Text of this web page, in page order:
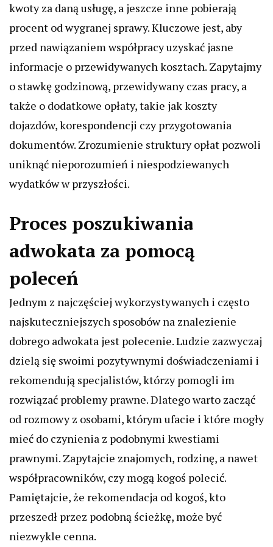
kwoty za daną usługę, a jeszcze inne pobierają
procent od wygranej sprawy. Kluczowe jest, aby
przed nawiązaniem współpracy uzyskać jasne
informacje o przewidywanych kosztach. Zapytajmy
o stawkę godzinową, przewidywany czas pracy, a
także o dodatkowe opłaty, takie jak koszty
dojazdów, korespondencji czy przygotowania
dokumentów. Zrozumienie struktury opłat pozwoli
uniknąć nieporozumień i niespodziewanych
wydatków w przyszłości.
Proces poszukiwania
adwokata za pomocą
poleceń
Jednym z najczęściej wykorzystywanych i często
najskuteczniejszych sposobów na znalezienie
dobrego adwokata jest polecenie. Ludzie zazwyczaj
dzielą się swoimi pozytywnymi doświadczeniami i
rekomendują specjalistów, którzy pomogli im
rozwiązać problemy prawne. Dlatego warto zacząć
od rozmowy z osobami, którym ufacie i które mogły
mieć do czynienia z podobnymi kwestiami
prawnymi. Zapytajcie znajomych, rodzinę, a nawet
współpracowników, czy mogą kogoś polecić.
Pamiętajcie, że rekomendacja od kogoś, kto
przeszedł przez podobną ścieżkę, może być
niezwykle cenna.